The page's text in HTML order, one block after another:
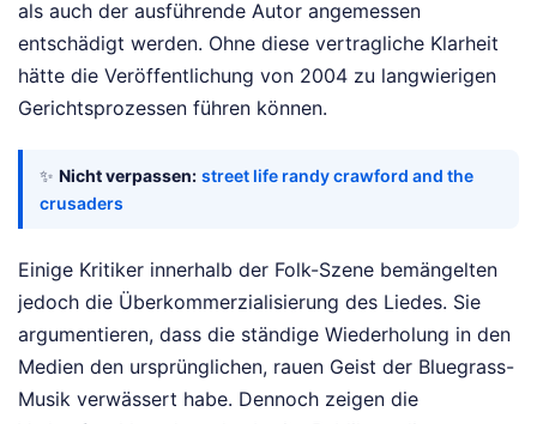
als auch der ausführende Autor angemessen
entschädigt werden. Ohne diese vertragliche Klarheit
hätte die Veröffentlichung von 2004 zu langwierigen
Gerichtsprozessen führen können.
✨ Nicht verpassen: street life randy crawford and the
crusaders
Einige Kritiker innerhalb der Folk-Szene bemängelten
jedoch die Überkommerzialisierung des Liedes. Sie
argumentieren, dass die ständige Wiederholung in den
Medien den ursprünglichen, rauen Geist der Bluegrass-
Musik verwässert habe. Dennoch zeigen die